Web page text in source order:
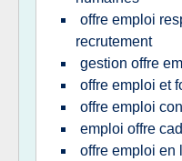
offre emploi
recrutement
gestion offre
offre emploi et
offre emploi
emploi offre
offre emploi en